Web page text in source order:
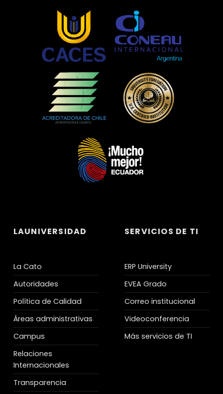
LAUNIVERSIDAD
La Cato
Autoridades
Política de Calidad
Áreas administrativas
Campus
Relaciones
Internacionales
Transparencia
SERVICIOS DE TI
ERP University
EVEA Grado
Correo institucional
Videoconferencia
Más servicios de TI